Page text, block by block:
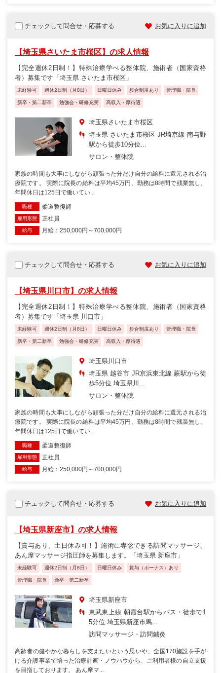
チェックして問合せ・応募する お気に入りに追加
【埼玉県さいたま市桜区】の求人情報
【完全週休2日制！】特殊治療学べる整体院、施術者（国家資格
者）募集です「埼玉県 さいたま市桜区」
未経験可 週休2日制（月8日） 日曜日休み 歩合制度あり 管理職・院長
新卒・第二新卒 勉強会・研修充実 高収入・厚待遇
埼玉県さいたま市桜区
埼玉県 さいたま市桜区 JR埼京線 南与野
駅から徒歩10分位...
サロン・整体院
家族の時間も大事にしながら頑張った分だけ自分の給料に還元される治
療院です。 実際に院長の給料は平均45万円、勤務は8時間で残業無し、
年間休日は125日で働いてい...
職種 柔道整復師
雇用形態 正社員
給与 月給：250,000円～700,000円
チェックして問合せ・応募する お気に入りに追加
【埼玉県川口市】の求人情報
【完全週休2日制！】特殊治療学べる整体院、施術者（国家資格
者）募集です「埼玉県 川口市」
未経験可 週休2日制（月8日） 日曜日休み 歩合制度あり 管理職・院長
新卒・第二新卒 勉強会・研修充実 高収入・厚待遇
埼玉県川口市
埼玉県 越谷市 JR京浜東北線 蕨駅から徒
歩5分位 埼玉県川...
サロン・整体院
家族の時間も大事にしながら頑張った分だけ自分の給料に還元される治
療院です。 実際に院長の給料は平均45万円、勤務は8時間で残業無し、
年間休日は125日で働いてい...
職種 柔道整復師
雇用形態 正社員
給与 月給：250,000円～700,000円
チェックして問合せ・応募する お気に入りに追加
【埼玉県新座市】の求人情報
【賞与あり、土日休み可！】施術に専念できる訪問マッサージ、
あん摩マッサージ指圧師を募集します。「埼玉県 新座市」
未経験可 週休2日制（月8日） 日曜日休み 賞与（ボーナス）あり
管理職・院長 新卒・第二新卒
埼玉県新座市
東武東上線 朝霞台駅からバス・徒歩で1
5分位 埼玉県新座市馬...
訪問マッサージ・訪問鍼灸
高齢者の健やかな暮らしを支えたいという思いや、全国170施設を手が
ける介護事業で培った治療計画・ノウハウから、ご利用者様の自立支援
を目指しております。 あん摩マ...